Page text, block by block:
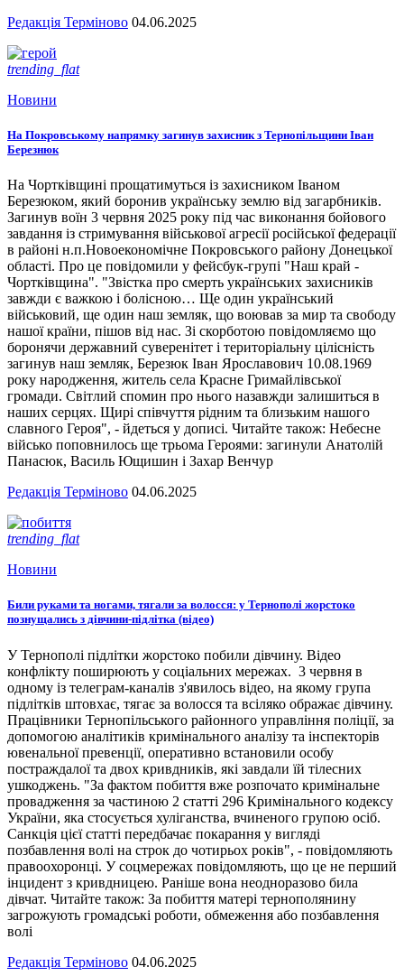
Редакція Терміново 04.06.2025
trending_flat
Новини
На Покровському напрямку загинув захисник з Тернопільщини Іван
Березнюк
На Чортківщині прощатимуться із захисником Іваном
Березюком, який боронив українську землю від загарбників.
Загинув воїн 3 червня 2025 року під час виконання бойового
завдання із стримування військової агресії російської федерації
в районі н.п.Новоекономічне Покровського району Донецької
області. Про це повідомили у фейсбук-групі "Наш край -
Чортківщина". "Звістка про смерть українських захисників
завжди є важкою і болісною… Ще один український
військовий, ще один наш земляк, що воював за мир та свободу
нашої країни, пішов від нас. Зі скорботою повідомляємо що
боронячи державний суверенітет і територіальну цілісність
загинув наш земляк, Березюк Іван Ярославович 10.08.1969
року народження, житель села Красне Гримайлівської
громади. Світлий спомин про нього назавжди залишиться в
наших серцях. Щирі співчуття рідним та близьким нашого
славного Героя", - йдеться у дописі. Читайте також: Небесне
військо поповнилось ще трьома Героями: загинули Анатолій
Панасюк, Василь Ющишин і Захар Венчур
Редакція Терміново 04.06.2025
trending_flat
Новини
Били руками та ногами, тягали за волосся: у Тернополі жорстоко
познущались з дівчини-підлітка (відео)
У Тернополі підлітки жорстоко побили дівчину. Відео
конфлікту поширюють у соціальних мережах. 3 червня в
одному із телеграм-каналів з'явилось відео, на якому група
підлітків штовхає, тягає за волосся та всіляко ображає дівчину.
Працівники Тернопільського районного управління поліції, за
допомогою аналітиків кримінального аналізу та інспекторів
ювенальної превенції, оперативно встановили особу
постраждалої та двох кривдників, які завдали їй тілесних
ушкоджень. "За фактом побиття вже розпочато кримінальне
провадження за частиною 2 статті 296 Кримінального кодексу
України, яка стосується хуліганства, вчиненого групою осіб.
Санкція цієї статті передбачає покарання у вигляді
позбавлення волі на строк до чотирьох років", - повідомляють
правоохоронці. У соцмережах повідомляють, що це не перший
інцидент з кривдницею. Раніше вона неодноразово била
дівчат. Читайте також: За побиття матері тернополянину
загрожують громадські роботи, обмеження або позбавлення
волі
Редакція Терміново 04.06.2025